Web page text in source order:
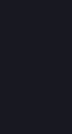
kto vidí tento
Chcem len